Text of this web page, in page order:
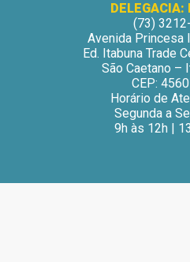
DELEGACIA:
(73)
Avenida Princesa
Ed. Itabuna Trade
São Caetano –
CEP:
Horário de
Segunda a
9h às 12h |